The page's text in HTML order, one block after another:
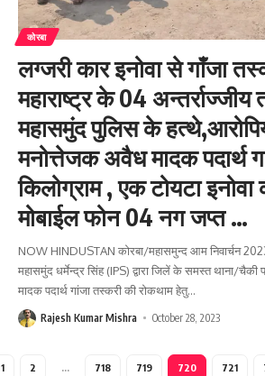
कोरबा
लग्जरी कार इनोवा से गाँजा
महाराष्ट्र के 04
महासमुंद पुलिस के
मनोत्तेजक अवैध मादक पदार्थ
किलोग्राम , एक टोयटा
मोबाईल फोन 04 नग जप्त …
NOW HINDUSTAN कोरबा/महासमुन्द आम निवार्चन
महासमुंद धर्मेन्द्र सिंह (IPS) द्वारा जिलें के समस्त थाना/चैकी
मादक पदार्थ गांजा तस्करी की रोकथाम हेतु…
Rajesh Kumar Mishra October 28, 2023
1 2 … 718 719 720 721